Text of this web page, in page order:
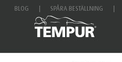
BLOG SPÅRA BESTÄLLNING